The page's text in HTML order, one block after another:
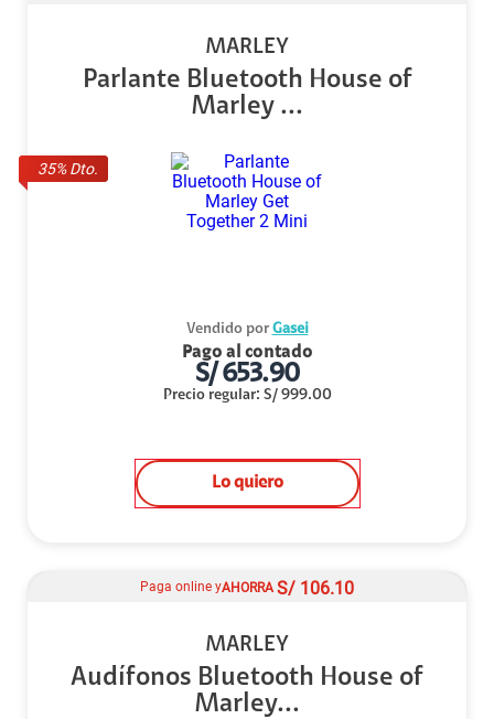
35% Dto.
MARLEY
Parlante Bluetooth House of
Marley ...
Vendido por Gasei
Pago al contado
S/653.90
Precio regular: S/ 999.00
Lo quiero
Paga online yAHORRA S/ 106.10
MARLEY
Audífonos Bluetooth House of
Marley...